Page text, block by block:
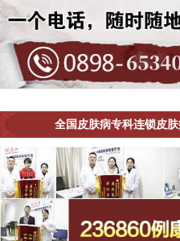
全国皮肤病专科连锁皮